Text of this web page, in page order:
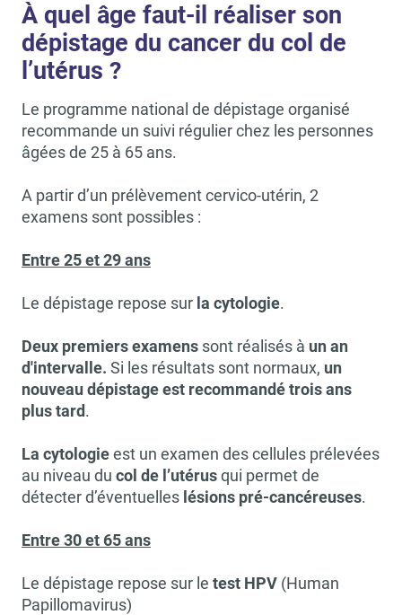
À quel âge faut-il réaliser son
dépistage du cancer du col de
l’utérus ?
Le programme national de dépistage organisé
recommande un suivi régulier chez les personnes
âgées de 25 à 65 ans.
A partir d’un prélèvement cervico-utérin, 2
examens sont possibles :
Entre 25 et 29 ans
Le dépistage repose sur la cytologie.
Deux premiers examens sont réalisés à un an
d'intervalle. Si les résultats sont normaux, un
nouveau dépistage est recommandé trois ans
plus tard.
La cytologieest un examen des cellules prélevées
au niveau du col de l’utérusqui permet de
détecter d’éventuelles lésions pré-cancéreuses.
Entre 30 et 65 ans
Le dépistage repose sur le test HPV (Human
Papillomavirus)